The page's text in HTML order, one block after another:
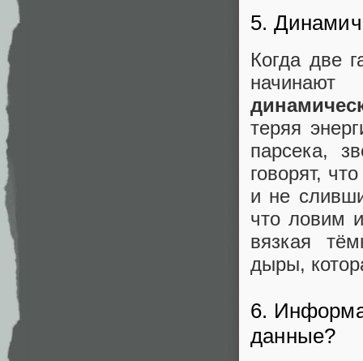
5.
Когда две
теряя
парсека,
говорят,
и не
что ловим
вязкая
дыры,
6.
данные?